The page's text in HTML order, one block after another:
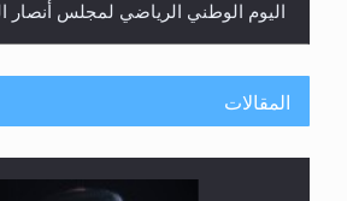
اليوم الوطني الرياضي لمجلس أنصار
المقالات